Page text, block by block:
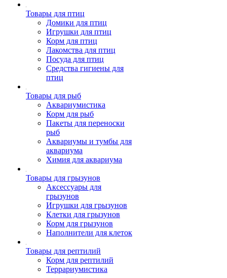
Товары для птиц
Домики для птиц
Игрушки для птиц
Корм для птиц
Лакомства для птиц
Посуда для птиц
Средства гигиены для
птиц
Товары для рыб
Аквариумистика
Корм для рыб
Пакеты для переноски
рыб
Аквариумы и тумбы для
аквариума
Химия для аквариума
Товары для грызунов
Аксессуары для
грызунов
Игрушки для грызунов
Клетки для грызунов
Корм для грызунов
Наполнители для клеток
Товары для рептилий
Корм для рептилий
Террариумистика